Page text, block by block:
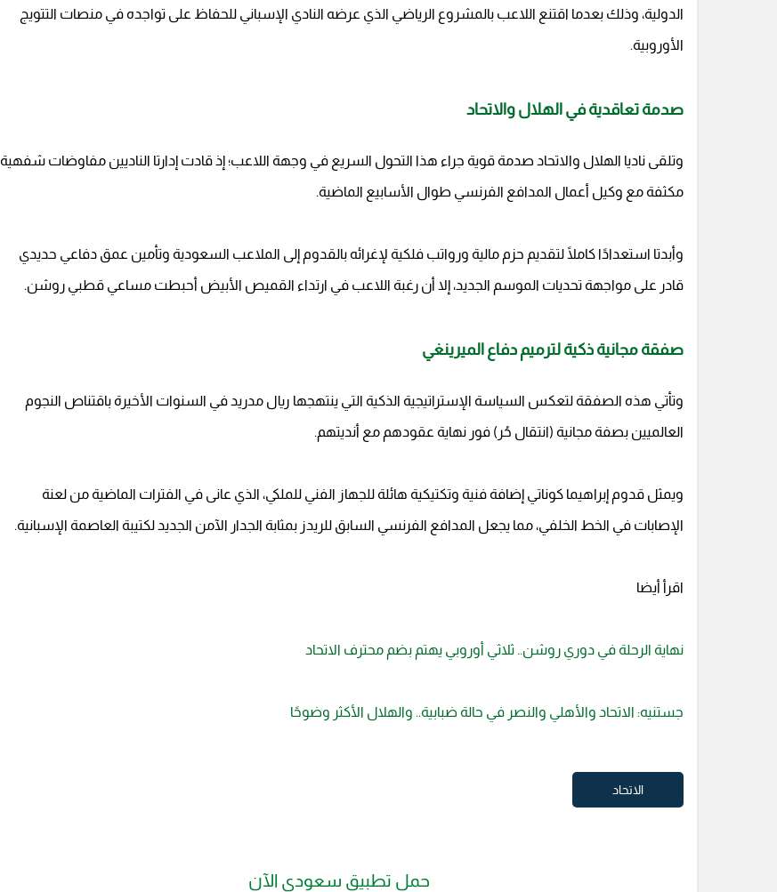
الدولية، وذلك بعدما اقتنع اللاعب بالمشروع الرياضي الذي عرضه النادي الإسباني للحفاظ على تواجده في منصات التتويج
الأوروبية.
صدمة تعاقدية في الهلال والاتحاد
وتلقى ناديا الهلال والاتحاد صدمة قوية جراء هذا التحول السريع في وجهة اللاعب؛ إذ قادت إدارتا الناديين مفاوضات شفهية
مكثفة مع وكيل أعمال المدافع الفرنسي طوال الأسابيع الماضية.
وأبدتا استعدادًا كاملًا لتقديم حزم مالية ورواتب فلكية لإغرائه بالقدوم إلى الملاعب السعودية وتأمين عمق دفاعي حديدي
قادر على مواجهة تحديات الموسم الجديد، إلا أن رغبة اللاعب في ارتداء القميص الأبيض أحبطت مساعي قطبي روشن.
صفقة مجانية ذكية لترميم دفاع الميرينغي
وتأتي هذه الصفقة لتعكس السياسة الإستراتيجية الذكية التي ينتهجها ريال مدريد في السنوات الأخيرة باقتناص النجوم
العالميين بصفة مجانية (انتقال حُر) فور نهاية عقودهم مع أنديتهم.
ويمثل قدوم إبراهيما كوناتي إضافة فنية وتكتيكية هائلة للجهاز الفني للملكي، الذي عانى في الفترات الماضية من لعنة
الإصابات في الخط الخلفي، مما يجعل المدافع الفرنسي السابق للريدز بمثابة الجدار الآمن الجديد لكتيبة العاصمة الإسبانية.
اقرأ أيضا
نهاية الرحلة في دوري روشن.. ثلاثي أوروبي يهتم بضم محترف الاتحاد
جستنيه: الاتحاد والأهلي والنصر في حالة ضبابية.. والهلال الأكثر وضوحًا
الاتحاد
حمل تطبيق سعودي الآن